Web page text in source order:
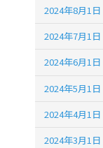
2024年8月1日
2024年7月1日
2024年6月1日
2024年5月1日
2024年4月1日
2024年3月1日